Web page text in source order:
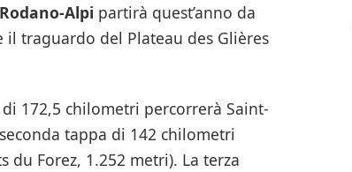
Alpi partirà quest’anno da
traguardo del Plateau des Glières
172,5 chilometri percorrerà Saint-
tappa di 142 chilometri
du Forez, 1.252 metri). La terza